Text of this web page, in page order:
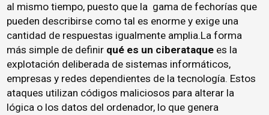
al mismo tiempo, puesto que la gama de fechorías que
pueden describirse como tal es enorme y exige una
cantidad de respuestas igualmente amplia.La forma
más simple de definir qué es un ciberataque es la
explotación deliberada de sistemas informáticos,
empresas y redes dependientes de la tecnología. Estos
ataques utilizan códigos maliciosos para alterar la
lógica o los datos del ordenador, lo que genera